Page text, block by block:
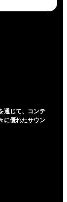
通じて、コンテ
に優れたサウン